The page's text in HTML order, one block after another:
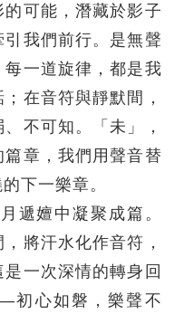
的可能，潛藏於影子
我們前行。是無聲
一道旋律，都是我
在音符與靜默間，
不可知。「未」，
章，我們用聲音替
下一樂章。
遞嬗中凝聚成篇。
將汗水化作音符，
一次深情的轉身回
初心如磐，樂聲不